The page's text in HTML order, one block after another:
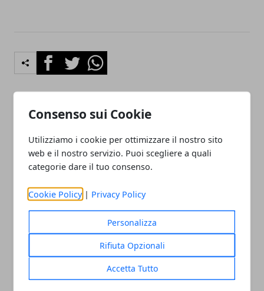
Consenso sui Cookie
Utilizziamo i cookie per ottimizzare il nostro sito
web e il nostro servizio. Puoi scegliere a quali
categorie dare il tuo consenso.
Cookie Policy | Privacy Policy
Personalizza
Rifiuta Opzionali
Accetta Tutto
FacebookTwitterWhatsapp
Articolo Precedente
Vacanze e lavoro: perchè
investire in Costa Rica
Dove Dormire in Maremma
Redazione